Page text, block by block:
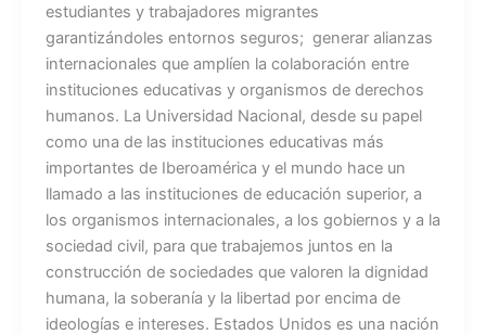
estudiantes y trabajadores migrantes
garantizándoles entornos seguros; generar alianzas
internacionales que amplíen la colaboración entre
instituciones educativas y organismos de derechos
humanos. La Universidad Nacional, desde su papel
como una de las instituciones educativas más
importantes de Iberoamérica y el mundo hace un
llamado a las instituciones de educación superior, a
los organismos internacionales, a los gobiernos y a la
sociedad civil, para que trabajemos juntos en la
construcción de sociedades que valoren la dignidad
humana, la soberanía y la libertad por encima de
ideologías e intereses. Estados Unidos es una nación